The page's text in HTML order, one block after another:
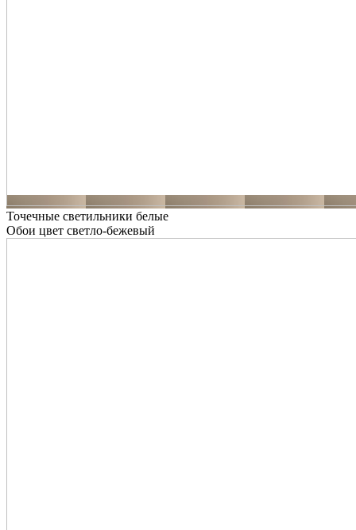
Точечные светильники белые
Обои цвет светло-бежевый